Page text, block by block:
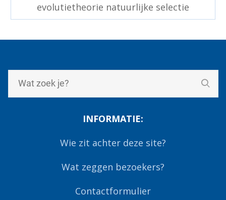
evolutietheorie natuurlijke selectie
INFORMATIE:
Wie zit achter deze site?
Wat zeggen bezoekers?
Contactformulier